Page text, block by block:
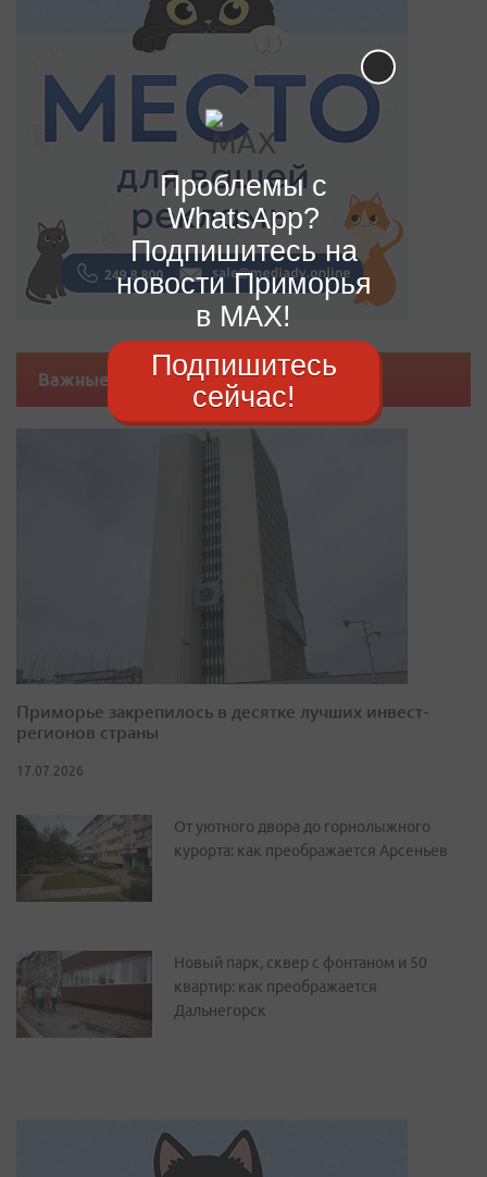
Важные новости
Приморье закрепилось в десятке лучших инвест-
регионов страны
17.07.2026
От уютного двора до горнолыжного
курорта: как преображается Арсеньев
Новый парк, сквер с фонтаном и 50
квартир: как преображается
Дальнегорск
Проблемы с
WhatsApp?
Подпишитесь на
новости Приморья
в MAX!
Подпишитесь
сейчас!